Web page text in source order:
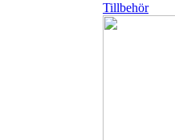
Tillbehör